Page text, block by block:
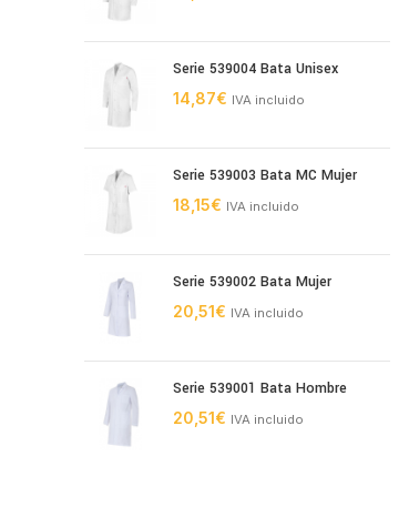
Serie 539004 Bata Unisex
14,87€ IVA incluido
Serie 539003 Bata MC Mujer
18,15€ IVA incluido
Serie 539002 Bata Mujer
20,51€ IVA incluido
Serie 539001 Bata Hombre
20,51€ IVA incluido